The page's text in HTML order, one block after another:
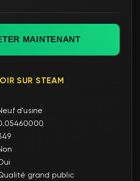
MAINTENANT
SUR STEAM
d'usine
grand public